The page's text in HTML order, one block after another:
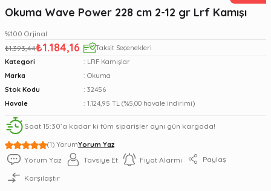
(1) YorumYorum Yaz
Okuma Wave Power 228 cm 2-12 gr Lrf Kamışı
%100 Orjinal
₺1.393,44₺1.184,16
Taksit Seçenekleri
Kategori
LRF Kamışlar
Marka
Okuma
Stok Kodu
32456
Havale
1.124,95 TL (%5,00 havale indirimi)
Saat 15:30’a kadar ki tüm siparişler aynı gün kargoda!
Yorum Yaz Tavsiye Et Fiyat Alarmı Paylaş
Karşılaştır